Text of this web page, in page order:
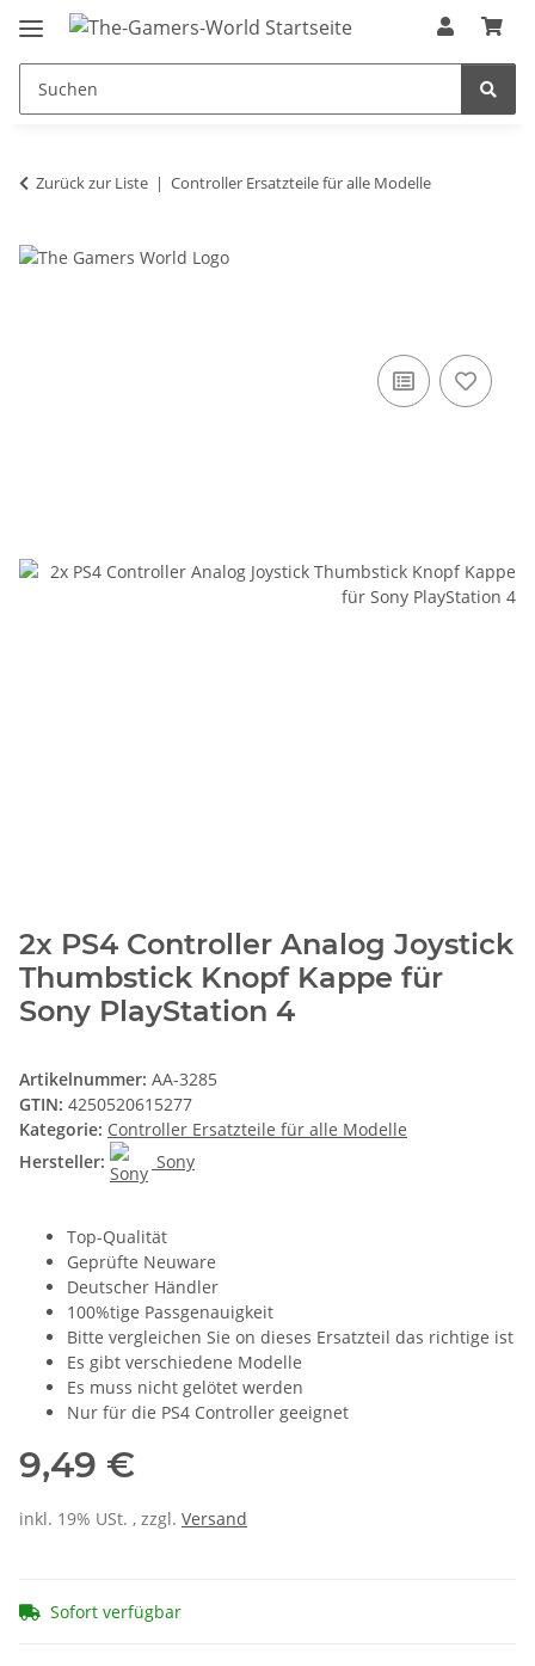
Zurück zur Liste Controller Ersatzteile für alle Modelle
2x PS4 Controller Analog Joystick
Thumbstick Knopf Kappe für
Sony PlayStation 4
Artikelnummer: AA-3285
GTIN: 4250520615277
Kategorie: Controller Ersatzteile für alle Modelle
Hersteller:
Sony
Top-Qualität
Geprüfte Neuware
Deutscher Händler
100%tige Passgenauigkeit
Bitte vergleichen Sie on dieses Ersatzteil das richtige ist
Es gibt verschiedene Modelle
Es muss nicht gelötet werden
Nur für die PS4 Controller geeignet
9,49 €
inkl. 19% USt. , zzgl. Versand
Sofort verfügbar